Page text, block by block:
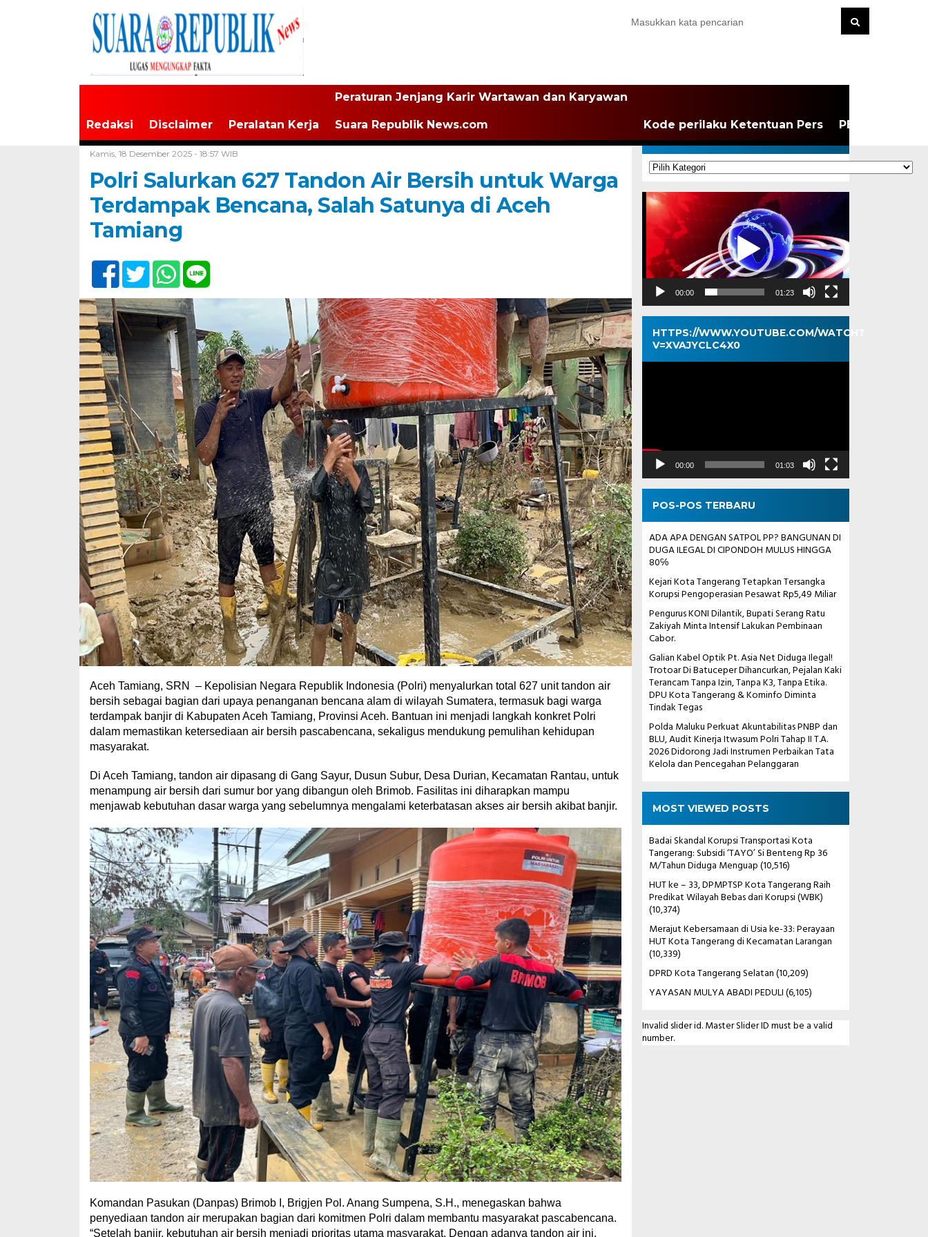
Redaksi Disclaimer Peralatan Kerja
Peraturan Jenjang Karir Wartawan dan Karyawan
Suara Republik News.com Kode perilaku Ketentuan Pers PEDOMAN
Kamis, 18 Desember 2025 - 18:57 WIB
Polri Salurkan 627 Tandon Air Bersih untuk Warga
Terdampak Bencana, Salah Satunya di Aceh
Tamiang
Aceh Tamiang, SRN – Kepolisian Negara Republik Indonesia (Polri) menyalurkan total 627 unit tandon air
bersih sebagai bagian dari upaya penanganan bencana alam di wilayah Sumatera, termasuk bagi warga
terdampak banjir di Kabupaten Aceh Tamiang, Provinsi Aceh. Bantuan ini menjadi langkah konkret Polri
dalam memastikan ketersediaan air bersih pascabencana, sekaligus mendukung pemulihan kehidupan
masyarakat.
Di Aceh Tamiang, tandon air dipasang di Gang Sayur, Dusun Subur, Desa Durian, Kecamatan Rantau, untuk
menampung air bersih dari sumur bor yang dibangun oleh Brimob. Fasilitas ini diharapkan mampu
menjawab kebutuhan dasar warga yang sebelumnya mengalami keterbatasan akses air bersih akibat banjir.
Komandan Pasukan (Danpas) Brimob I, Brigjen Pol. Anang Sumpena, S.H., menegaskan bahwa
penyediaan tandon air merupakan bagian dari komitmen Polri dalam membantu masyarakat pascabencana.
“Setelah banjir, kebutuhan air bersih menjadi prioritas utama masyarakat. Dengan adanya tandon air ini,
KATEGORI
Kategori
Pemutar
Video
00:00 01:23
HTTPS://WWW.YOUTUBE.COM/WATCH?
V=XVAJYCLC4X0
Pemutar
00:00 01:03
POS-POS TERBARU
ADA APA DENGAN SATPOL PP? BANGUNAN DI
DUGA ILEGAL DI CIPONDOH MULUS HINGGA
80℅
Kejari Kota Tangerang Tetapkan Tersangka
Korupsi Pengoperasian Pesawat Rp5,49 Miliar
Pengurus KONI Dilantik, Bupati Serang Ratu
Zakiyah Minta Intensif Lakukan Pembinaan
Cabor.
Galian Kabel Optik Pt. Asia Net Diduga Ilegal!
Trotoar Di Batuceper Dihancurkan, Pejalan Kaki
Terancam Tanpa Izin, Tanpa K3, Tanpa Etika.
DPU Kota Tangerang & Kominfo Diminta
Tindak Tegas
Polda Maluku Perkuat Akuntabilitas PNBP dan
BLU, Audit Kinerja Itwasum Polri Tahap II T.A.
2026 Didorong Jadi Instrumen Perbaikan Tata
Kelola dan Pencegahan Pelanggaran
MOST VIEWED POSTS
Badai Skandal Korupsi Transportasi Kota
Tangerang: Subsidi ‘TAYO’ Si Benteng Rp 36
M/Tahun Diduga Menguap(10,516)
HUT ke – 33, DPMPTSP Kota Tangerang Raih
Predikat Wilayah Bebas dari Korupsi (WBK)
(10,374)
Merajut Kebersamaan di Usia ke-33: Perayaan
HUT Kota Tangerang di Kecamatan Larangan
(10,339)
DPRD Kota Tangerang Selatan(10,209)
YAYASAN MULYA ABADI PEDULI(6,105)
Invalid slider id. Master Slider ID must be a valid
number.